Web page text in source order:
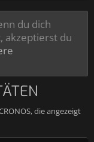
du dich
akzeptierst du
die angezeigt